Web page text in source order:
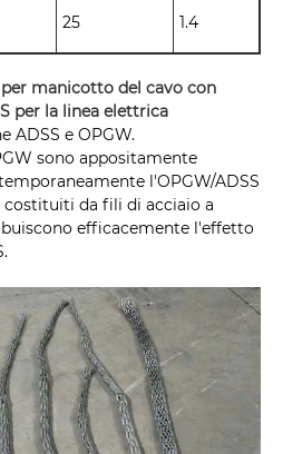
25 1.4
manicotto del cavo con
per la linea elettrica
ADSS e OPGW.
sono appositamente
l'OPGW/ADSS
costituiti da fili di acciaio a
efficacemente l'effetto